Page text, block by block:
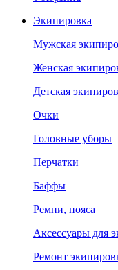
Экипировка
Мужская
Женская
Детская
Очки
Головные уборы
Перчатки
Баффы
Ремни, пояса
Аксессуары для
Ремонт